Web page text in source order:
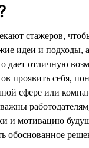
стажеров,
идеи и подходы,
дает отличную
проявить себя,
сфере или
и мотивацию
обоснованное